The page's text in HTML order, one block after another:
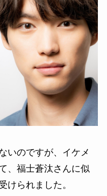
いのですが、イケメ
、福士蒼汰さんに似
けられました。